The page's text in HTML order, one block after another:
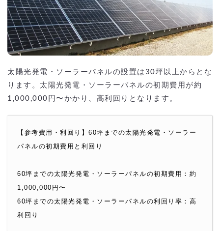
太陽光発電・ソーラーパネルの設置は30坪以上からとな
ります。太陽光発電・ソーラーパネルの初期費用が約
1,000,000円〜かかり、高利回りとなります。
【参考費用・利回り】60坪までの太陽光発電・ソーラー
パネルの初期費用と利回り
60坪までの太陽光発電・ソーラーパネルの初期費用：約
1,000,000円〜
60坪までの太陽光発電・ソーラーパネルの利回り率：高
利回り